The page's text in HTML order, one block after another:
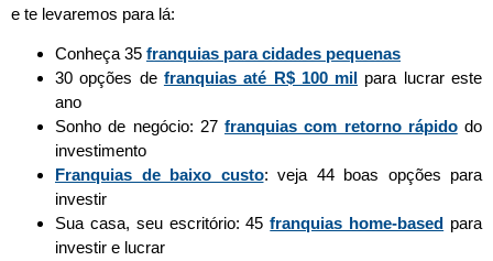
e te levaremos para lá:
Conheça 35 franquias para cidades pequenas
30 opções de franquias até R$ 100 mil para lucrar este
ano
Sonho de negócio: 27 franquias com retorno rápidodo
investimento
Franquias de baixo custo: veja 44 boas opções para
investir
Sua casa, seu escritório: 45franquias home-based para
investir e lucrar